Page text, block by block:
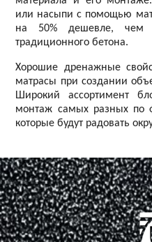
или насыпи с помощью
на 50% дешевле, чем
традиционного бетона.
Хорошие дренажные
матрасы при создании
Широкий ассортимент
монтаж самых разных по
которые будут радовать